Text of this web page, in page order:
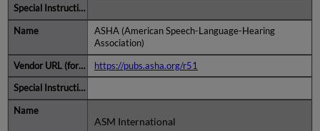
ASHA (American Speech-Language-Hearing
Association)
https://pubs.asha.org/r51
ASM International